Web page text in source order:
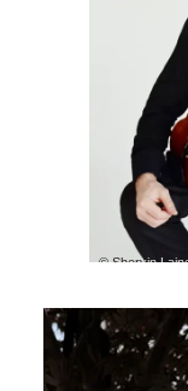
© Shervin